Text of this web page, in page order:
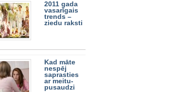
2011 gada
vasarīgais
trends –
ziedu raksti
Kad māte
nespēj
saprasties
ar meitu-
pusaudzi